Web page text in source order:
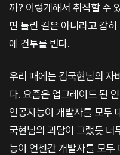
까? 이렇게해서 취직할 수
면 틀린 길은 아니라고 감
에 건투를 빈다.
우리 때에는 김국현님의 자
다. 요즘은 업그레이드 된
인공지능이 개발자를 모두
국현님의 괴담이 그랬듯 너
능이 언젠간 개발자를 모두